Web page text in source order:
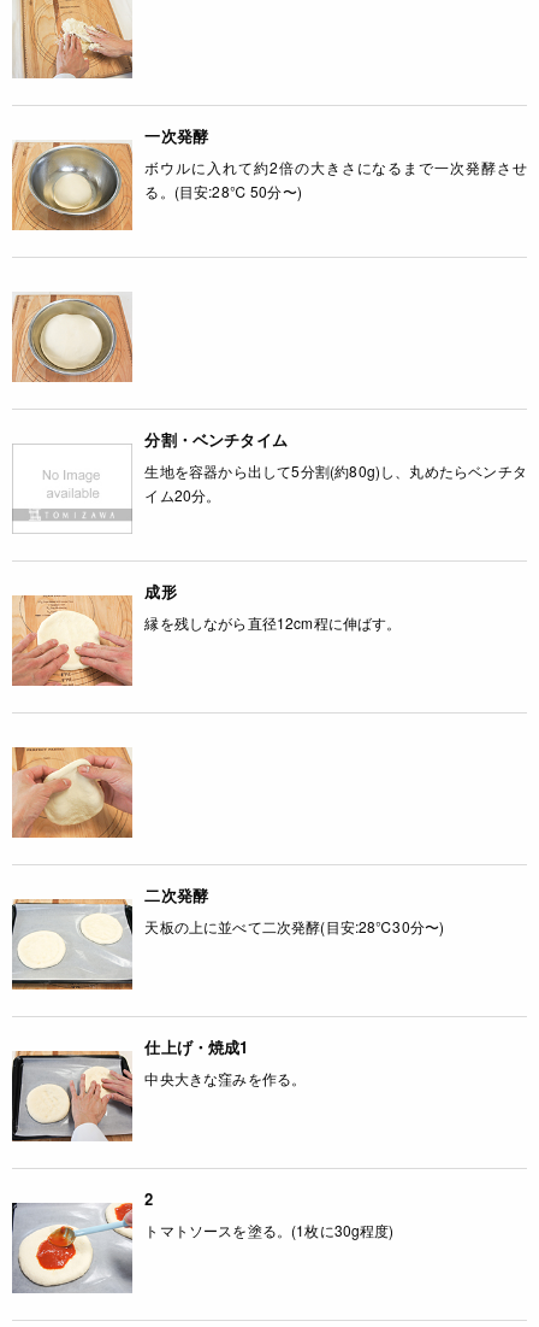
一次発酵
ボウルに入れて約2倍の大きさになるまで一次発酵させ
る。(目安:28℃ 50分〜)
分割・ベンチタイム
生地を容器から出して5分割(約80g)し、丸めたらベンチタ
イム20分。
成形
縁を残しながら直径12cm程に伸ばす。
二次発酵
天板の上に並べて二次発酵(目安:28℃30分〜)
仕上げ・焼成1
中央大きな窪みを作る。
2
トマトソースを塗る。(1枚に30g程度)